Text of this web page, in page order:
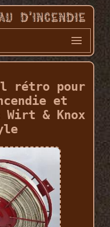
rétro pour
et
Wirt & Knox